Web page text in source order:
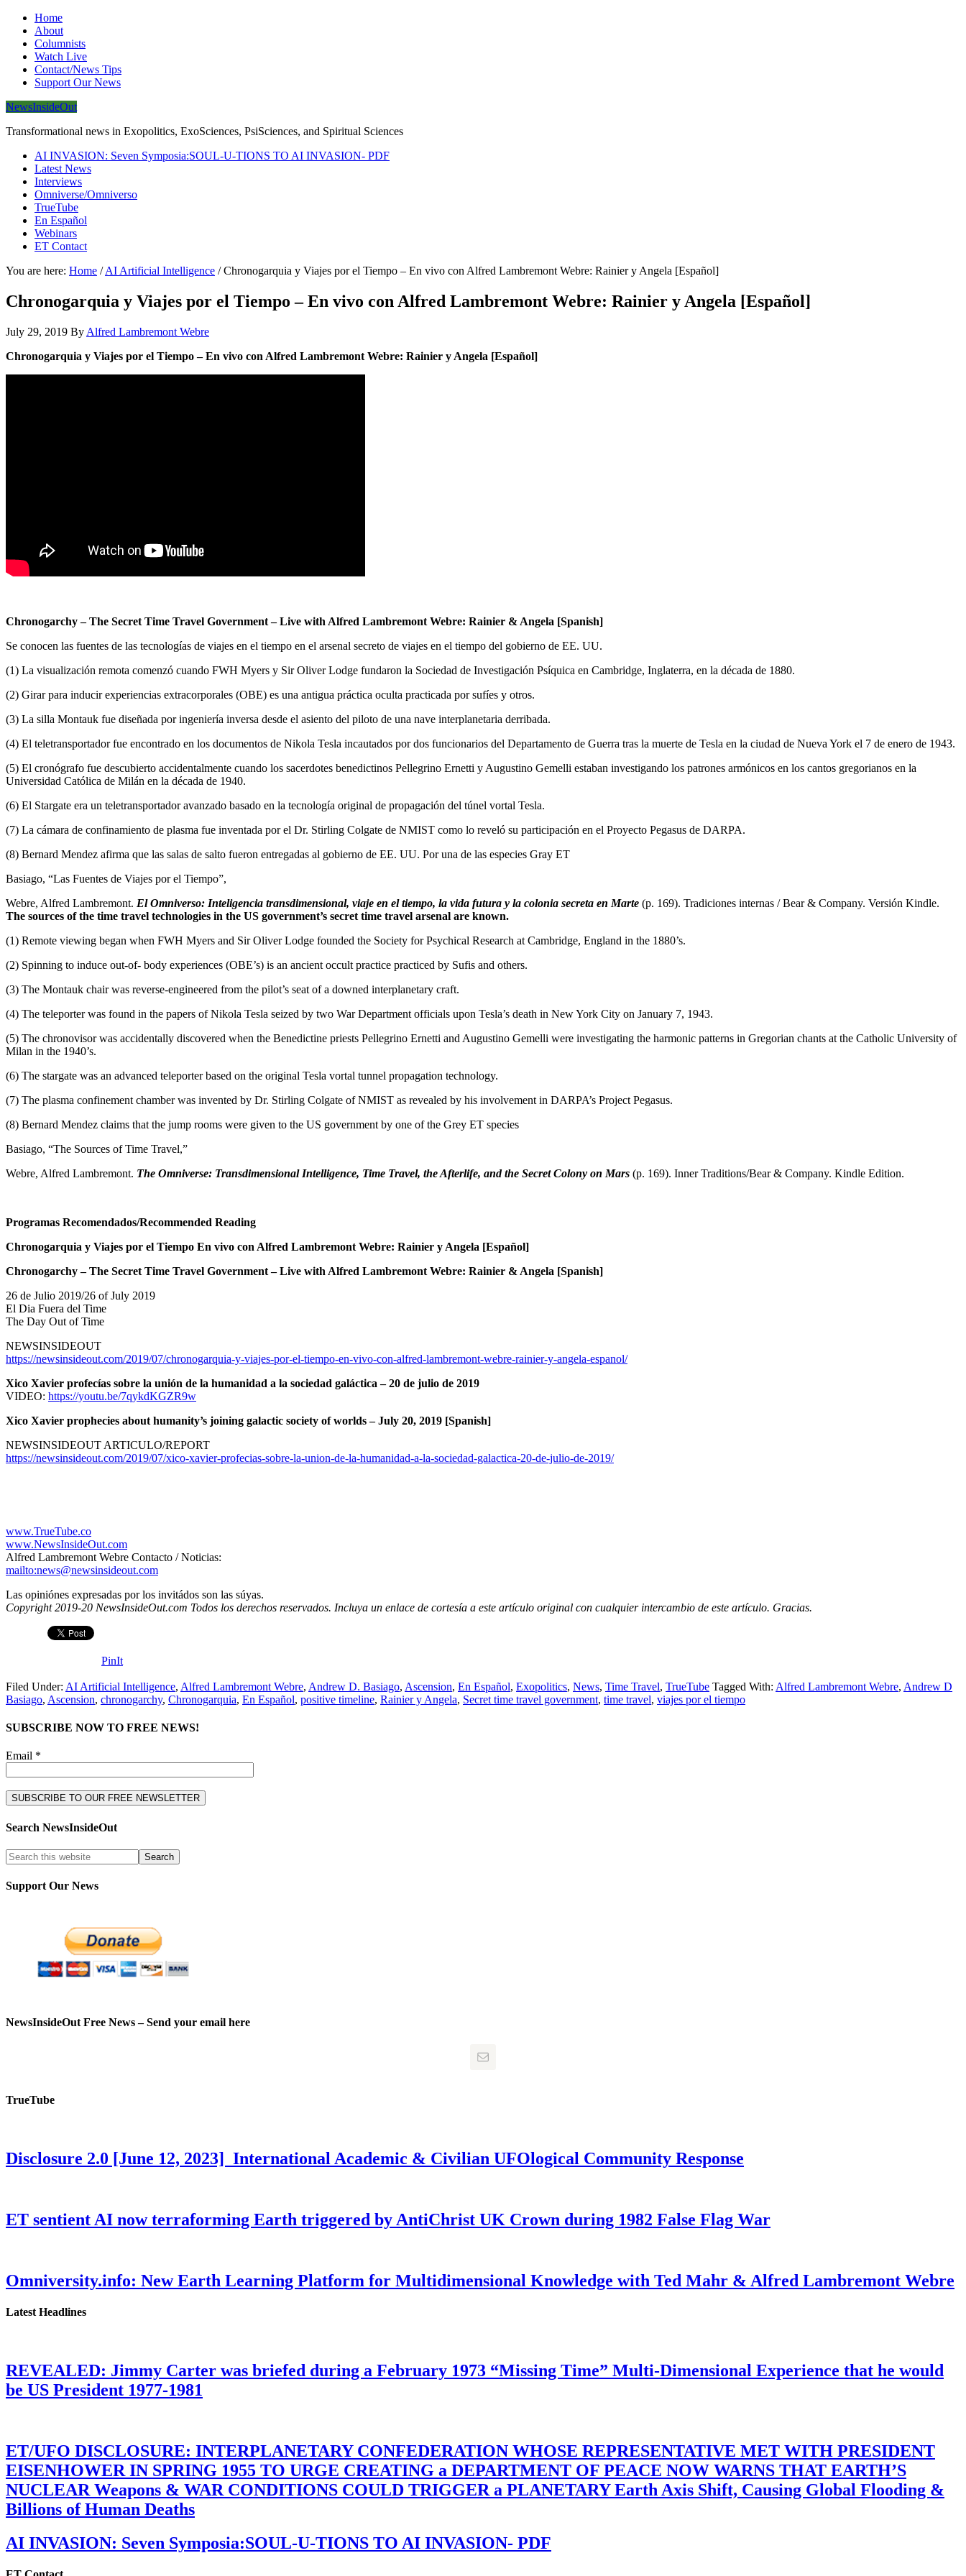
Home
About
Columnists
Watch Live
Contact/News Tips
Support Our News
NewsInsideOut
Transformational news in Exopolitics, ExoSciences, PsiSciences, and Spiritual Sciences
AI INVASION: Seven Symposia:SOUL-U-TIONS TO AI INVASION- PDF
Latest News
Interviews
Omniverse/Omniverso
TrueTube
En Español
Webinars
ET Contact
You are here: Home / AI Artificial Intelligence /Chronogarquia y Viajes por el Tiempo – En vivo con Alfred Lambremont Webre: Rainier y Angela [Español]
Chronogarquia y Viajes por el Tiempo – En vivo con Alfred Lambremont Webre: Rainier y Angela [Español]
July 29, 2019 By Alfred Lambremont Webre
Chronogarquia y Viajes por el Tiempo – En vivo con Alfred Lambremont Webre: Rainier y Angela [Español]
Chronogarchy – The Secret Time Travel Government – Live with Alfred Lambremont Webre: Rainier & Angela [Spanish]
Se conocen las fuentes de las tecnologías de viajes en el tiempo en el arsenal secreto de viajes en el tiempo del gobierno de EE. UU.
(1) La visualización remota comenzó cuando FWH Myers y Sir Oliver Lodge fundaron la Sociedad de Investigación Psíquica en Cambridge, Inglaterra, en la década de 1880.
(2) Girar para inducir experiencias extracorporales (OBE) es una antigua práctica oculta practicada por sufíes y otros.
(3) La silla Montauk fue diseñada por ingeniería inversa desde el asiento del piloto de una nave interplanetaria derribada.
(4) El teletransportador fue encontrado en los documentos de Nikola Tesla incautados por dos funcionarios del Departamento de Guerra tras la muerte de Tesla en la ciudad de Nueva York el 7 de enero de 1943.
(5) El cronógrafo fue descubierto accidentalmente cuando los sacerdotes benedictinos Pellegrino Ernetti y Augustino Gemelli estaban investigando los patrones armónicos en los cantos gregorianos en la
Universidad Católica de Milán en la década de 1940.
(6) El Stargate era un teletransportador avanzado basado en la tecnología original de propagación del túnel vortal Tesla.
(7) La cámara de confinamiento de plasma fue inventada por el Dr. Stirling Colgate de NMIST como lo reveló su participación en el Proyecto Pegasus de DARPA.
(8) Bernard Mendez afirma que las salas de salto fueron entregadas al gobierno de EE. UU. Por una de las especies Gray ET
Basiago, “Las Fuentes de Viajes por el Tiempo”,
Webre, Alfred Lambremont. El Omniverso: Inteligencia transdimensional, viaje en el tiempo, la vida futura y la colonia secreta en Marte (p. 169). Tradiciones internas / Bear & Company. Versión Kindle.
The sources of the time travel technologies in the US government’s secret time travel arsenal are known.
(1) Remote viewing began when FWH Myers and Sir Oliver Lodge founded the Society for Psychical Research at Cambridge, England in the 1880’s.
(2) Spinning to induce out-of- body experiences (OBE’s) is an ancient occult practice practiced by Sufis and others.
(3) The Montauk chair was reverse-engineered from the pilot’s seat of a downed interplanetary craft.
(4) The teleporter was found in the papers of Nikola Tesla seized by two War Department officials upon Tesla’s death in New York City on January 7, 1943.
(5) The chronovisor was accidentally discovered when the Benedictine priests Pellegrino Ernetti and Augustino Gemelli were investigating the harmonic patterns in Gregorian chants at the Catholic University of
Milan in the 1940’s.
(6) The stargate was an advanced teleporter based on the original Tesla vortal tunnel propagation technology.
(7) The plasma confinement chamber was invented by Dr. Stirling Colgate of NMIST as revealed by his involvement in DARPA’s Project Pegasus.
(8) Bernard Mendez claims that the jump rooms were given to the US government by one of the Grey ET species
Basiago, “The Sources of Time Travel,”
Webre, Alfred Lambremont. The Omniverse: Transdimensional Intelligence, Time Travel, the Afterlife, and the Secret Colony on Mars (p. 169). Inner Traditions/Bear & Company. Kindle Edition.
Programas Recomendados/Recommended Reading
Chronogarquia y Viajes por el Tiempo En vivo con Alfred Lambremont Webre: Rainier y Angela [Español]
Chronogarchy – The Secret Time Travel Government – Live with Alfred Lambremont Webre: Rainier & Angela [Spanish]
26 de Julio 2019/26 of July 2019
El Dia Fuera del Time
The Day Out of Time
NEWSINSIDEOUT
https://newsinsideout.com/2019/07/chronogarquia-y-viajes-por-el-tiempo-en-vivo-con-alfred-lambremont-webre-rainier-y-angela-espanol/
Xico Xavier profecías sobre la unión de la humanidad a la sociedad galáctica – 20 de julio de 2019
VIDEO: https://youtu.be/7qykdKGZR9w
Xico Xavier prophecies about humanity’s joining galactic society of worlds – July 20, 2019 [Spanish]
NEWSINSIDEOUT ARTICULO/REPORT
https://newsinsideout.com/2019/07/xico-xavier-profecias-sobre-la-union-de-la-humanidad-a-la-sociedad-galactica-20-de-julio-de-2019/
www.TrueTube.co
www.NewsInsideOut.com
Alfred Lambremont Webre Contacto / Noticias:
mailto:news@newsinsideout.com
Las opiniónes expresadas por los invitádos son las súyas.
Copyright 2019-20 NewsInsideOut.com Todos los derechos reservados. Incluya un enlace de cortesía a este artículo original con cualquier intercambio de este artículo. Gracias.
PinIt
Filed Under: AI Artificial Intelligence, Alfred Lambremont Webre, Andrew D. Basiago, Ascension, En Español, Exopolitics, News, Time Travel, TrueTube Tagged With: Alfred Lambremont Webre, Andrew D
Basiago, Ascension, chronogarchy, Chronogarquia, En Español, positive timeline, Rainier y Angela, Secret time travel government, time travel, viajes por el tiempo
SUBSCRIBE NOW TO FREE NEWS!
Email *
Search NewsInsideOut
Support Our News
NewsInsideOut Free News – Send your email here
TrueTube
Disclosure 2.0 [June 12, 2023] International Academic & Civilian UFOlogical Community Response
ET sentient AI now terraforming Earth triggered by AntiChrist UK Crown during 1982 False Flag War
Omniversity.info: New Earth Learning Platform for Multidimensional Knowledge with Ted Mahr & Alfred Lambremont Webre
Latest Headlines
REVEALED: Jimmy Carter was briefed during a February 1973 “Missing Time” Multi-Dimensional Experience that he would
be US President 1977-1981
ET/UFO DISCLOSURE: INTERPLANETARY CONFEDERATION WHOSE REPRESENTATIVE MET WITH PRESIDENT
EISENHOWER IN SPRING 1955 TO URGE CREATING a DEPARTMENT OF PEACE NOW WARNS THAT EARTH’S
NUCLEAR Weapons & WAR CONDITIONS COULD TRIGGER a PLANETARY Earth Axis Shift, Causing Global Flooding &
Billions of Human Deaths
AI INVASION: Seven Symposia:SOUL-U-TIONS TO AI INVASION- PDF